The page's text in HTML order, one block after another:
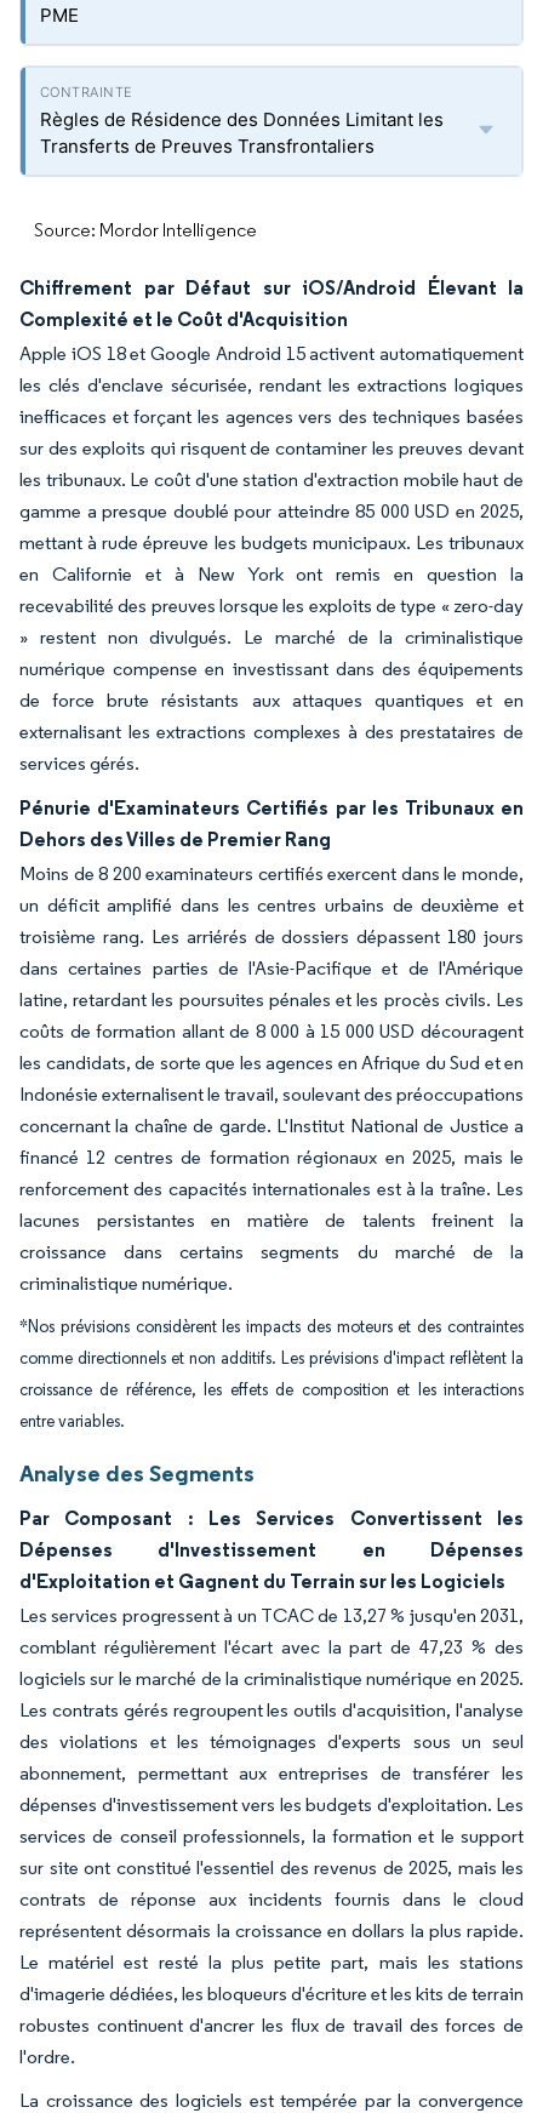
PME
Règles de Résidence des Données Limitant les
Transferts de Preuves Transfrontaliers
Source: Mordor Intelligence
Chiffrement par Défaut sur iOS/Android Élevant la
Complexité et le Coût d'Acquisition
Apple iOS 18 et Google Android 15 activent automatiquement
les clés d'enclave sécurisée, rendant les extractions logiques
inefficaces et forçant les agences vers des techniques basées
sur des exploits qui risquent de contaminer les preuves devant
les tribunaux. Le coût d'une station d'extraction mobile haut de
gamme a presque doublé pour atteindre 85 000 USD en 2025,
mettant à rude épreuve les budgets municipaux. Les tribunaux
en Californie et à New York ont remis en question la
recevabilité des preuves lorsque les exploits de type « zero-day
» restent non divulgués. Le marché de la criminalistique
numérique compense en investissant dans des équipements
de force brute résistants aux attaques quantiques et en
externalisant les extractions complexes à des prestataires de
services gérés.
Pénurie d'Examinateurs Certifiés par les Tribunaux en
Dehors des Villes de Premier Rang
Moins de 8 200 examinateurs certifiés exercent dans le monde,
un déficit amplifié dans les centres urbains de deuxième et
troisième rang. Les arriérés de dossiers dépassent 180 jours
dans certaines parties de l'Asie-Pacifique et de l'Amérique
latine, retardant les poursuites pénales et les procès civils. Les
coûts de formation allant de 8 000 à 15 000 USD découragent
les candidats, de sorte que les agences en Afrique du Sud et en
Indonésie externalisent le travail, soulevant des préoccupations
concernant la chaîne de garde. L'Institut National de Justice a
financé 12 centres de formation régionaux en 2025, mais le
renforcement des capacités internationales est à la traîne. Les
lacunes persistantes en matière de talents freinent la
croissance dans certains segments du marché de la
criminalistique numérique.
*Nos prévisions considèrent les impacts des moteurs et des contraintes
comme directionnels et non additifs. Les prévisions d'impact reflètent la
croissance de référence, les effets de composition et les interactions
entre variables.
Analyse des Segments
Par Composant : Les Services Convertissent les
Dépenses d'Investissement en Dépenses
d'Exploitation et Gagnent du Terrain sur les Logiciels
Les services progressent à un TCAC de 13,27 % jusqu'en 2031,
comblant régulièrement l'écart avec la part de 47,23 % des
logiciels sur le marché de la criminalistique numérique en 2025.
Les contrats gérés regroupent les outils d'acquisition, l'analyse
des violations et les témoignages d'experts sous un seul
abonnement, permettant aux entreprises de transférer les
dépenses d'investissement vers les budgets d'exploitation. Les
services de conseil professionnels, la formation et le support
sur site ont constitué l'essentiel des revenus de 2025, mais les
contrats de réponse aux incidents fournis dans le cloud
représentent désormais la croissance en dollars la plus rapide.
Le matériel est resté la plus petite part, mais les stations
d'imagerie dédiées, les bloqueurs d'écriture et les kits de terrain
robustes continuent d'ancrer les flux de travail des forces de
l'ordre.
La croissance des logiciels est tempérée par la convergence